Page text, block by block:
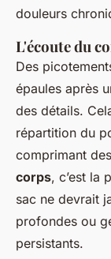
douleurs
L'écoute du
Des
épaules après
des détails.
répartition du
comprimant
corps, c’est la
sac ne devrait
profondes ou
persistants.